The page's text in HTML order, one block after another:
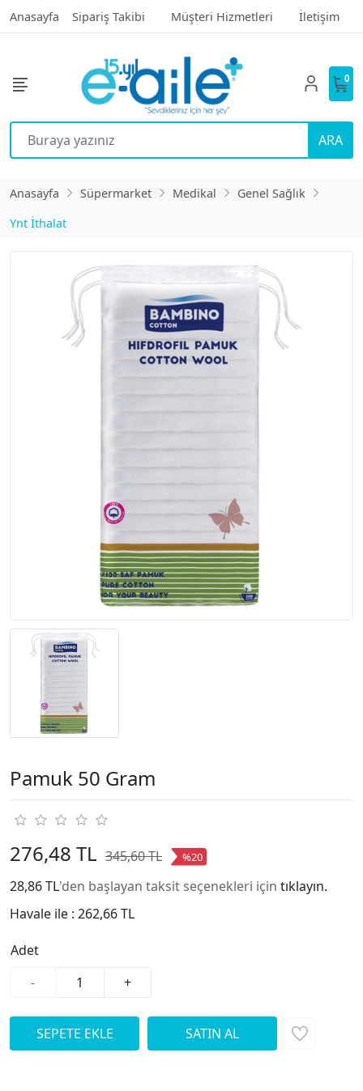
Anasayfa Sipariş Takibi Müşteri Hizmetleri İletişim
ARA
0
Anasayfa Süpermarket Medikal
Genel Sağlık
Ynt İthalat
Pamuk 50 Gram
276,48 TL 345,60 TL %20
28,86 TL'den başlayan taksit seçenekleri için tıklayın.
Havale ile : 262,66 TL
Adet
-
+